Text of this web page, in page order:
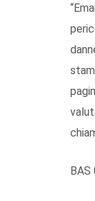
BAS